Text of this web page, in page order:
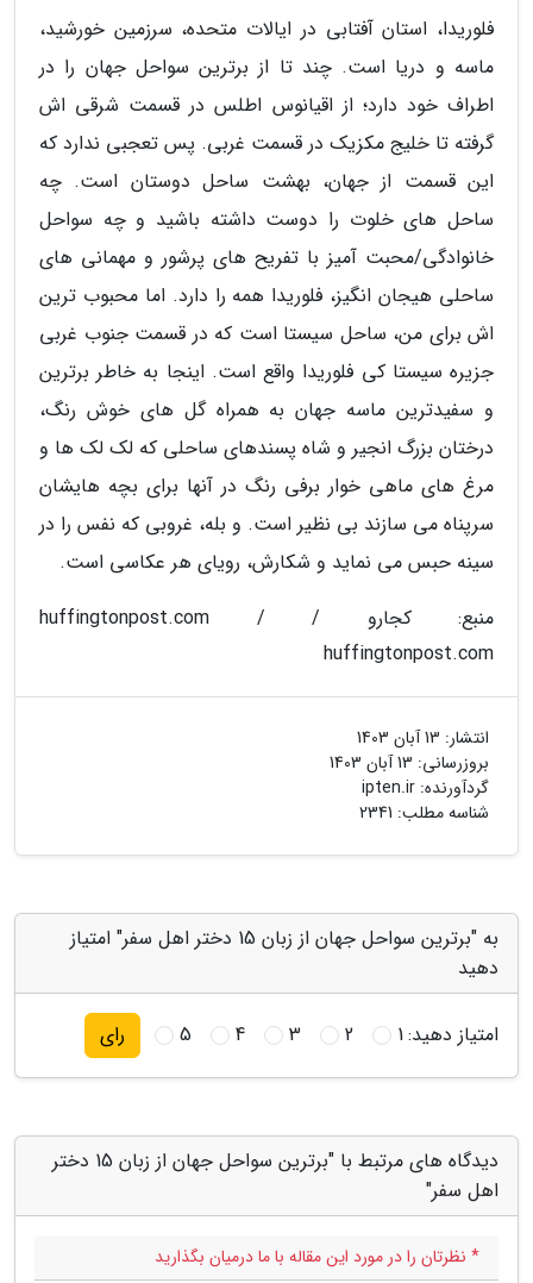
فلوریدا، استان آفتابی در ایالات متحده، سرزمین خورشید،
ماسه و دریا است. چند تا از برترین سواحل جهان را در
اطراف خود دارد؛ از اقیانوس اطلس در قسمت شرقی اش
گرفته تا خلیج مکزیک در قسمت غربی. پس تعجبی ندارد که
این قسمت از جهان، بهشت ساحل دوستان است. چه
ساحل های خلوت را دوست داشته باشید و چه سواحل
خانوادگی/محبت آمیز با تفریح های پرشور و مهمانی های
ساحلی هیجان انگیز، فلوریدا همه را دارد. اما محبوب ترین
اش برای من، ساحل سیستا است که در قسمت جنوب غربی
جزیره سیستا کی فلوریدا واقع است. اینجا به خاطر برترین
و سفیدترین ماسه جهان به همراه گل های خوش رنگ،
درختان بزرگ انجیر و شاه پسندهای ساحلی که لک لک ها و
مرغ های ماهی خوار برفی رنگ در آنها برای بچه هایشان
سرپناه می سازند بی نظیر است. و بله، غروبی که نفس را در
سینه حبس می نماید و شکارش، رویای هر عکاسی است.
منبع: کجارو / huffingtonpost.com /
huffingtonpost.com
انتشار: 13 آبان 1403
بروزرسانی: 13 آبان 1403
گردآورنده: ipten.ir
شناسه مطلب: 2341
به "برترین سواحل جهان از زبان 15 دختر اهل سفر" امتیاز
دهید
امتیاز دهید:1
2
3
4
5 رای
دیدگاه های مرتبط با "برترین سواحل جهان از زبان 15 دختر
اهل سفر"
* نظرتان را در مورد این مقاله با ما درمیان بگذارید